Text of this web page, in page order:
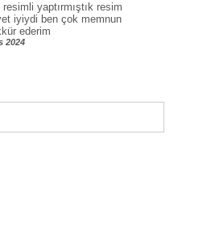
yaptırmıştık resim
iyiydi ben çok memnun
ederim
2024